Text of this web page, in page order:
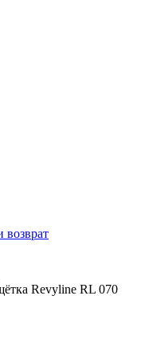
возврат
Revyline RL 070